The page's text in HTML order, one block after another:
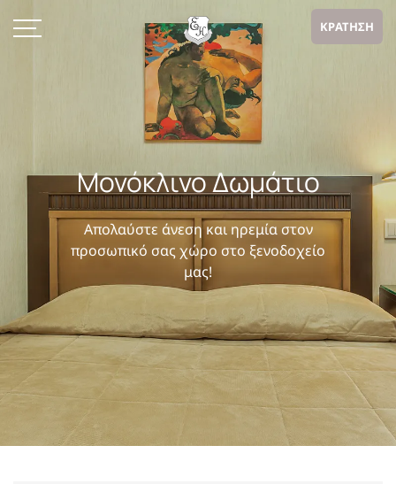
ΚΡΑΤΗΣΗ
Μονόκλινο Δωμάτιο
Απολαύστε άνεση και ηρεμία στον
προσωπικό σας χώρο στο ξενοδοχείο
μας!